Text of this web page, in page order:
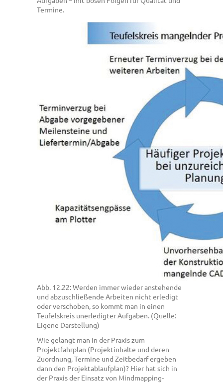
Termine.
Abb. 12.22: Werden immer wieder anstehende
und abzuschließende Arbeiten nicht erledigt
oder verschoben, so kommt man in einen
Teufelskreis unerledigter Aufgaben. (Quelle:
Eigene Darstellung)
Wie gelangt man in der Praxis zum
Projektfahrplan (Projektinhalte und deren
Zuordnung, Termine und Zeitbedarf ergeben
dann den Projektablaufplan)? Hier hat sich in
der Praxis der Einsatz von Mindmapping-